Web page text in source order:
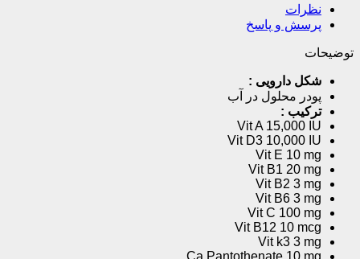
نظرات
پرسش و پاسخ
توضیحات
شکل دارویی :
پودر محلول در آب
ترکیب :
Vit A 15,000 IU
Vit D3 10,000 IU
Vit E 10 mg
Vit B1 20 mg
Vit B2 3 mg
Vit B6 3 mg
Vit C 100 mg
Vit B12 10 mcg
Vit k3 3 mg
Ca.Pantothenate 10 mg